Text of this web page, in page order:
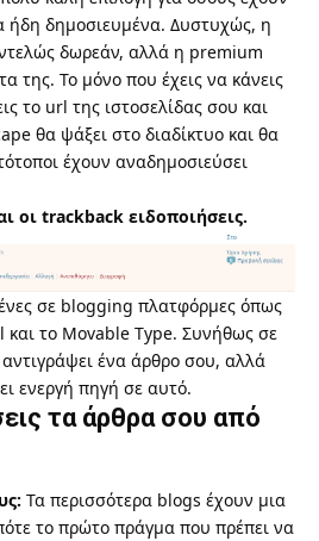
ήδη δημοσιευμένα. Δυστυχώς, η
δωρεάν, αλλά η premium
της. Το μόνο που έχεις να κάνεις
το url της ιστοσελίδας σου και
θα ψάξει στο διαδίκτυο και θα
έχουν αναδημοσιεύσει
οι trackback ειδοποιήσεις.
σε blogging πλατφόρμες όπως
και το Movable Type. Συνήθως σε
αντιγράψει ένα άρθρο σου, αλλά
ενεργή πηγή σε αυτό.
τα άρθρα σου από
Τα περισσότερα blogs έχουν μια
το πρώτο πράγμα που πρέπει να